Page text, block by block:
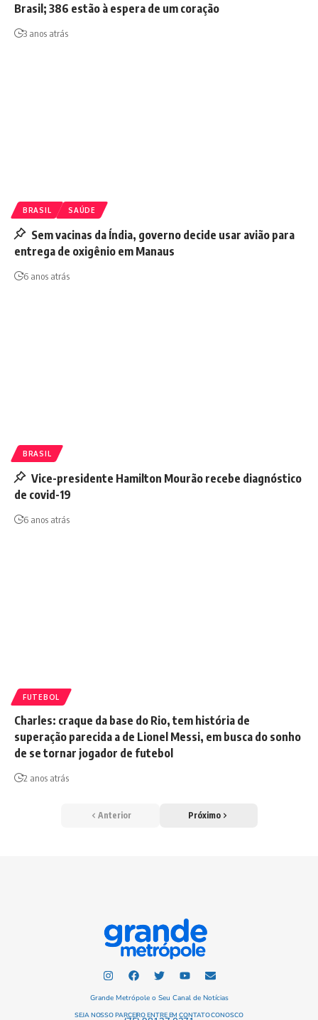
Brasil; 386 estão à espera de um coração
3 anos atrás
BRASIL SAÚDE
Sem vacinas da Índia, governo decide usar avião para
entrega de oxigênio em Manaus
6 anos atrás
BRASIL
Vice-presidente Hamilton Mourão recebe diagnóstico
de covid-19
6 anos atrás
FUTEBOL
Charles: craque da base do Rio, tem história de
superação parecida a de Lionel Messi, em busca do sonho
de se tornar jogador de futebol
2 anos atrás
Anterior Próximo
Grande Metrópole o Seu Canal de Notícias
SEJA NOSSO PARCEIRO ENTRE EM CONTATO CONOSCO